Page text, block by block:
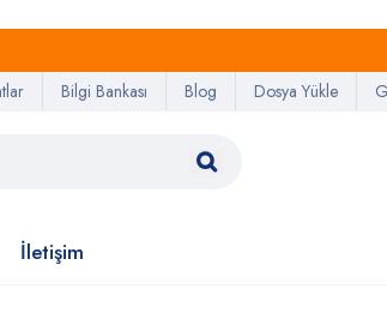
Bilgi Bankası Blog Dosya Yükle
İletişim